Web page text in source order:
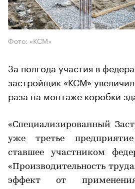
Фото: «КСМ»
За полгода участия в
застройщик «КСМ»
раза на монтаже коробки
«Специализированный
уже третье
ставшее участником
«Производительность
эффект от